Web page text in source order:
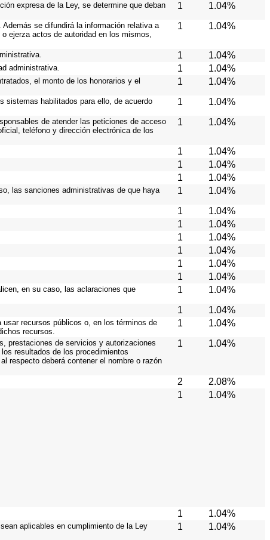
expresa de la Ley, se determine que deban
1 1.04%
se difundirá la información relativa a
ejerza actos de autoridad en los mismos,
1 1.04%
1 1.04%
administrativa. 1 1.04%
el monto de los honorarios y el
1 1.04%
sistemas habilitados para ello, de acuerdo
1 1.04%
de atender las peticiones de acceso
teléfono y dirección electrónica de los
1 1.04%
1 1.04%
1 1.04%
1 1.04%
las sanciones administrativas de que haya
1 1.04%
1 1.04%
1 1.04%
1 1.04%
1 1.04%
1 1.04%
1 1.04%
en su caso, las aclaraciones que
1 1.04%
1 1.04%
recursos públicos o, en los términos de
recursos.
1 1.04%
prestaciones de servicios y autorizaciones
resultados de los procedimientos
respecto deberá contener el nombre o razón
1 1.04%
2 2.08%
1 1.04%
1 1.04%
aplicables en cumplimiento de la Ley
1 1.04%